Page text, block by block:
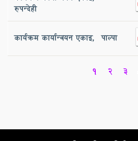
‌रुपन्देही
कार्यक्रम कार्यान्वयन एकाइ, ‌ पाल्पा
Pagination
Current
1 Page
2 Page
3